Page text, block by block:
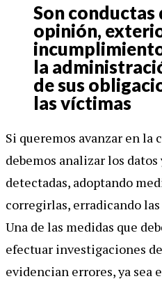
Son conductas
opinión,
la
de sus
las víctimas
Si queremos avanzar en la
debemos analizar los
detectadas, adoptando
corregirlas, erradicando
Una de las medidas que
efectuar investigaciones
evidencian errores, ya sea